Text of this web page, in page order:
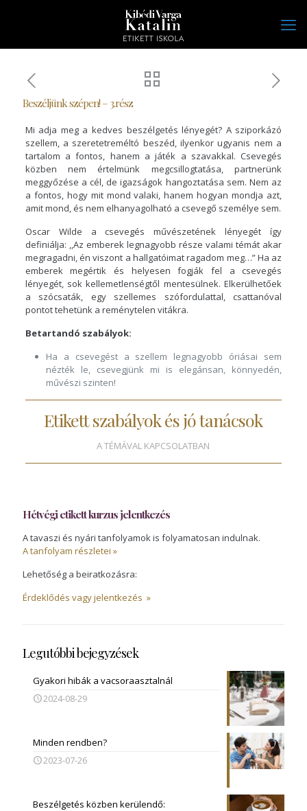
Beszéljünk szépen! – 3.rész
Mi adja meg a kedves beszélgetés lényegét? A sziporkázó
szellem, a szeretetreméltó beszéd, ilyenkor ugyanis nem a
tartalom a fontos, hanem a játék a szavakkal. Csevegés
közben nem értelmünk megcsillogtatása, partnerünk
meggyőzése a cél, de igazságok hangoztatása sem. Nem az
a fontos, hogy mit mond valaki, hanem hogyan mondja azt,
amit mond, és nem elhanyagolható a csevegő személye sem.
Oscar Wilde a csevegés művészetének lényegét így
definiálja: ,,Az emberek legnagyobb része valami témát akar
megragadni, én viszont a hallgatóimat ragadom meg…” Ha az
emberek megértik és helyesen fogják fel a csevegés
lényegét, sok kellemetlenségtől mentesülnek. Elkerülhetőek
a szócsaták, egy szellemes szófordulattal, csattanóval
pontot tehetünk a reménytelen vitákra.
Betartandó szabályok:
Ha a csevegést a szellem legnagyobb óriásai sem
nézték le, csevegjünk mi is elegánsan, könnyedén,
művészi szinten!
Etikett szabályok és jó tanácsok
A TÉMÁVAL KAPCSOLATBAN
Hétvégi etikett kurzus jelentkezés
A tavaszi és nyári tanfolyamok is folyamatosan indulnak.
A tanfolyam részletei »
Lehetőség a beiratkozásra:
Érdeklődés vagy jelentkezés »
Legutóbbi bejegyzések
Gyakori hibák a vacsoraasztalnál
2024-08-29
Minden rendben?
2023-07-26
Beszélgetés közben kerülendő: